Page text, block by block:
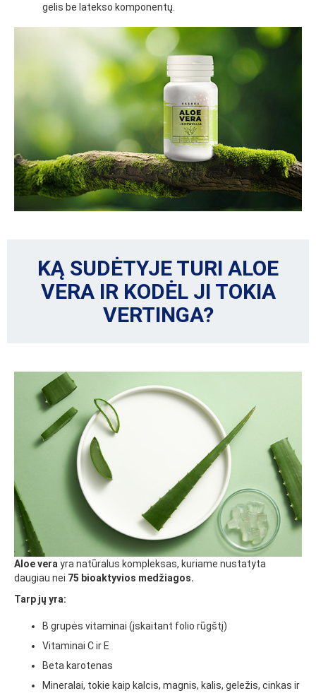
gelis be latekso komponentų.
KĄ SUDĖTYJE TURI ALOE
VERA IR KODĖL JI TOKIA
VERTINGA?
Aloe vera yra natūralus kompleksas, kuriame nustatyta
daugiau nei 75 bioaktyvios medžiagos.
Tarp jų yra:
B grupės vitaminai (įskaitant folio rūgštį)
Vitaminai C ir E
Beta karotenas
Mineralai, tokie kaip kalcis, magnis, kalis, geležis, cinkas ir